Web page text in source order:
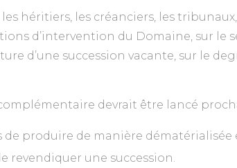
héritiers, les créanciers, les
d’intervention du Domaine, sur le
d’une succession vacante, sur le
complémentaire devrait être lancé
de produire de manière dématérialisée
revendiquer une succession.